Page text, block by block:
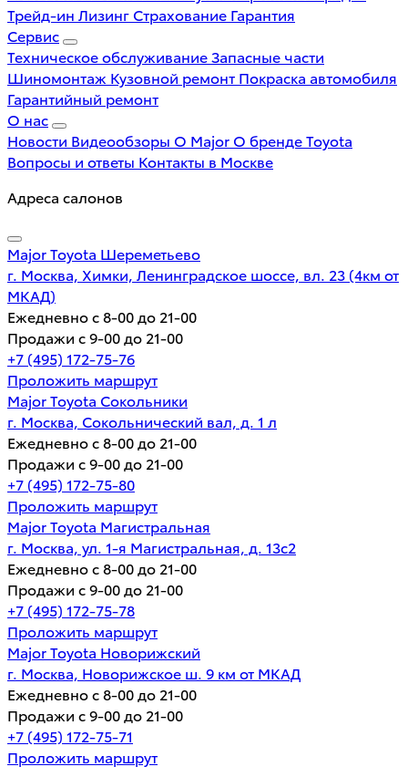
Трейд-ин Лизинг Страхование Гарантия
Сервис
Техническое обслуживаниеЗапасные части
Шиномонтаж Кузовной ремонт Покраска автомобиля
Гарантийный ремонт
О нас
Новости Видеообзоры О Major О бренде Toyota
Вопросы и ответы Контакты в Москве
Адреса салонов
Major Toyota Шереметьево
г. Москва, Химки, Ленинградское шоссе, вл. 23 (4км от
МКАД)
Ежедневно с 8-00 до 21-00
Продажи с 9-00 до 21-00
+7 (495) 172-75-76
Проложить маршрут
Major Toyota Сокольники
г. Москва, Сокольнический вал, д. 1 л
Ежедневно с 8-00 до 21-00
Продажи с 9-00 до 21-00
+7 (495) 172-75-80
Проложить маршрут
Major Toyota Магистральная
г. Москва, ул. 1-я Магистральная, д. 13с2
Ежедневно с 8-00 до 21-00
Продажи с 9-00 до 21-00
+7 (495) 172-75-78
Проложить маршрут
Major Toyota Новорижский
г. Москва, Новорижское ш. 9 км от МКАД
Ежедневно с 8-00 до 21-00
Продажи с 9-00 до 21-00
+7 (495) 172-75-71
Проложить маршрут